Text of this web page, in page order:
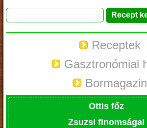
Receptek
Gasztronómiai
Bormagazin
Ottis főz
Zsuzsi finomságai